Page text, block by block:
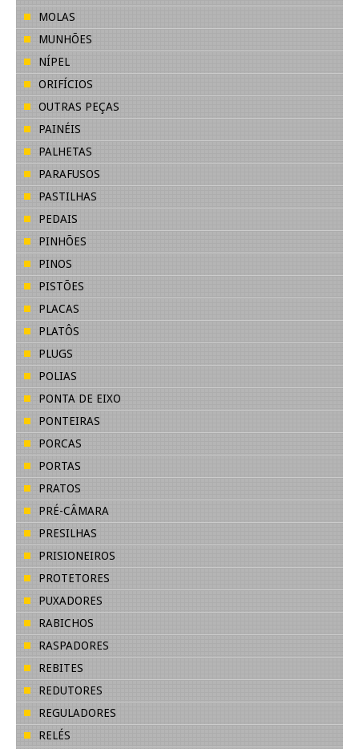
MOLAS
MUNHÕES
NÍPEL
ORIFÍCIOS
OUTRAS PEÇAS
PAINÉIS
PALHETAS
PARAFUSOS
PASTILHAS
PEDAIS
PINHÕES
PINOS
PISTÕES
PLACAS
PLATÔS
PLUGS
POLIAS
PONTA DE EIXO
PONTEIRAS
PORCAS
PORTAS
PRATOS
PRÉ-CÂMARA
PRESILHAS
PRISIONEIROS
PROTETORES
PUXADORES
RABICHOS
RASPADORES
REBITES
REDUTORES
REGULADORES
RELÉS